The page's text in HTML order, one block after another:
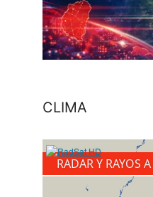
CLIMA
RADAR Y RAYOS